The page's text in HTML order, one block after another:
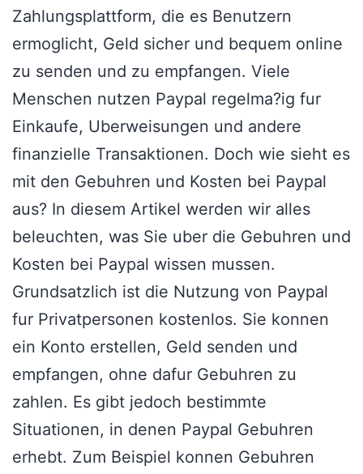
Zahlungsplattform, die es Benutzern
ermoglicht, Geld sicher und bequem online
zu senden und zu empfangen. Viele
Menschen nutzen Paypal regelma?ig fur
Einkaufe, Uberweisungen und andere
finanzielle Transaktionen. Doch wie sieht es
mit den Gebuhren und Kosten bei Paypal
aus? In diesem Artikel werden wir alles
beleuchten, was Sie uber die Gebuhren und
Kosten bei Paypal wissen mussen.
Grundsatzlich ist die Nutzung von Paypal
fur Privatpersonen kostenlos. Sie konnen
ein Konto erstellen, Geld senden und
empfangen, ohne dafur Gebuhren zu
zahlen. Es gibt jedoch bestimmte
Situationen, in denen Paypal Gebuhren
erhebt. Zum Beispiel konnen Gebuhren